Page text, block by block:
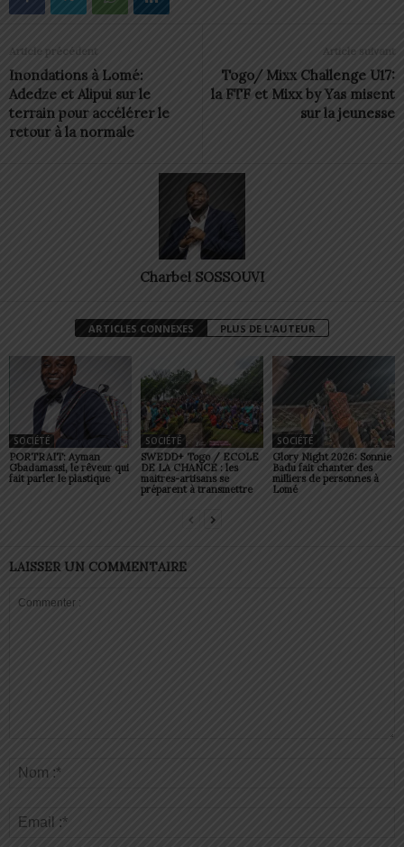
Article précédent
Inondations à Lomé:
Adedze et Alipui sur le
terrain pour accélérer le
retour à la normale
Article suivant
Togo/ Mixx Challenge U17:
la FTF et Mixx by Yas misent
sur la jeunesse
Charbel SOSSOUVI
ARTICLES CONNEXES PLUS DE L'AUTEUR
SOCIÉTÉ
PORTRAIT: Ayman
Gbadamassi, le rêveur qui
fait parler le plastique
SOCIÉTÉ
SWEDD+ Togo / ECOLE
DE LA CHANCE : les
maitres-artisans se
préparent à transmettre
SOCIÉTÉ
Glory Night 2026: Sonnie
Badu fait chanter des
milliers de personnes à
Lomé
LAISSER UN COMMENTAIRE